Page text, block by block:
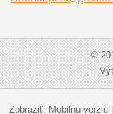
©
Zobraziť: Mobilnú verziu|